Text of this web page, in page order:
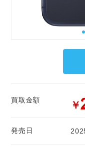
買取金額 ￥
発売日